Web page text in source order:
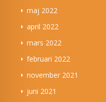
maj 2022
april 2022
mars 2022
februari 2022
november 2021
juni 2021